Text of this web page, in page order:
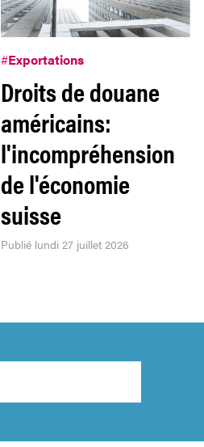
#Exportations
Droits de douane
américains:
l'incompréhension
de l'économie
suisse
Publié lundi 27 juillet 2026